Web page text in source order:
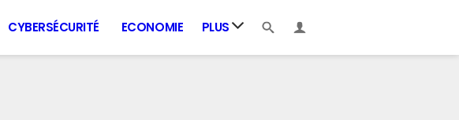
CYBERSÉCURITÉ ECONOMIE PLUS